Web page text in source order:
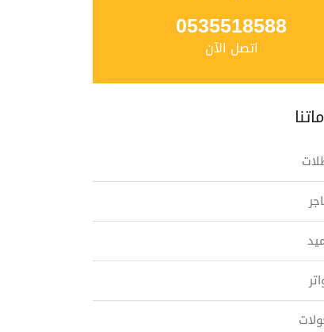
0535518588
اتصل الآن